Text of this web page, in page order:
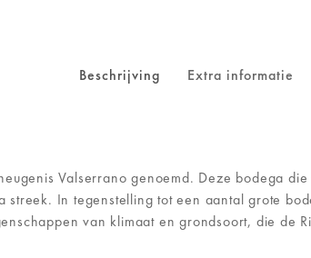
Beschrijving Extra informatie
Valserrano genoemd. Deze bodega
streek. In tegenstelling tot een aantal grote
van klimaat en grondsoort, die de